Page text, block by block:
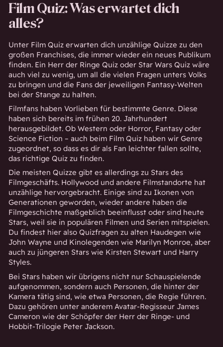
Film Quiz: Was erwartet dich
alles?
Unter Film Quiz erwarten dich unzählige Quizze zu den
großen Franchises, die immer wieder ein neues Publikum
finden. Ein Herr der Ringe Quizoder Star Wars Quizwäre
auch viel zu wenig, um all die vielen Fragen unters Volks
zu bringen und die Fans der jeweiligen Fantasy-Welten
bei der Stange zu halten.
Filmfans haben Vorlieben für bestimmte Genre. Diese
haben sich bereits im frühen 20. Jahrhundert
herausgebildet. Ob Western oder Horror, Fantasyoder
Science Fiction – auch beim Film Quiz haben wir Genre
zugeordnet, so dass es dir als Fan leichter fallen sollte,
das richtige Quiz zu finden.
Die meisten Quizze gibt es allerdings zu Stars des
Filmgeschäfts. Hollywood und andere Filmstandorte hat
unzählige hervorgebracht. Einige sind zu Ikonen von
Generationen geworden, wieder andere haben die
Filmgeschichte maßgeblich beeinflusst oder sind heute
Stars, weil sie in populären Filmen und Serien mitspielen.
Du findest hier also Quizfragen zu alten Haudegen wie
John Wayne und Kinolegenden wie Marilyn Monroe, aber
auch zu jüngeren Stars wie Kirsten Stewartund Harry
Styles.
Bei Stars haben wir übrigens nicht nur Schauspielende
aufgenommen, sondern auch Personen, die hinter der
Kamera tätig sind, wie etwa Personen, die Regie führen.
Dazu gehören unter anderem Avatar-Regisseur James
Cameron wie der Schöpfer der Herr der Ringe- und
Hobbit-Trilogie Peter Jackson.